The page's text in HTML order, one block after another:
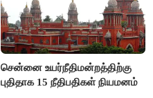
சென்னை உயர்நீதிமன்றத்திற்கு
புதிதாக 15 நீதிபதிகள் நியமனம்